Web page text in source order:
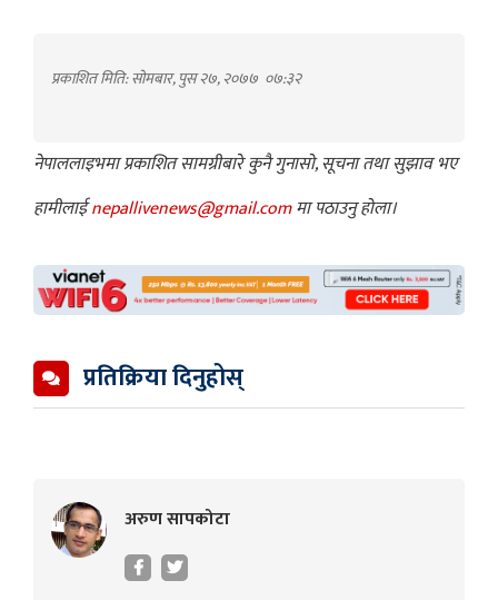
प्रकाशित मिति: सोमबार, पुस २७, २०७७ ०७:३२
नेपाललाइभमा प्रकाशित सामग्रीबारे कुनै गुनासो, सूचना तथा सुझाव भए
हामीलाईnepallivenews@gmail.comमा पठाउनु होला।
प्रतिक्रिया दिनुहोस्
अरुण सापकोटा